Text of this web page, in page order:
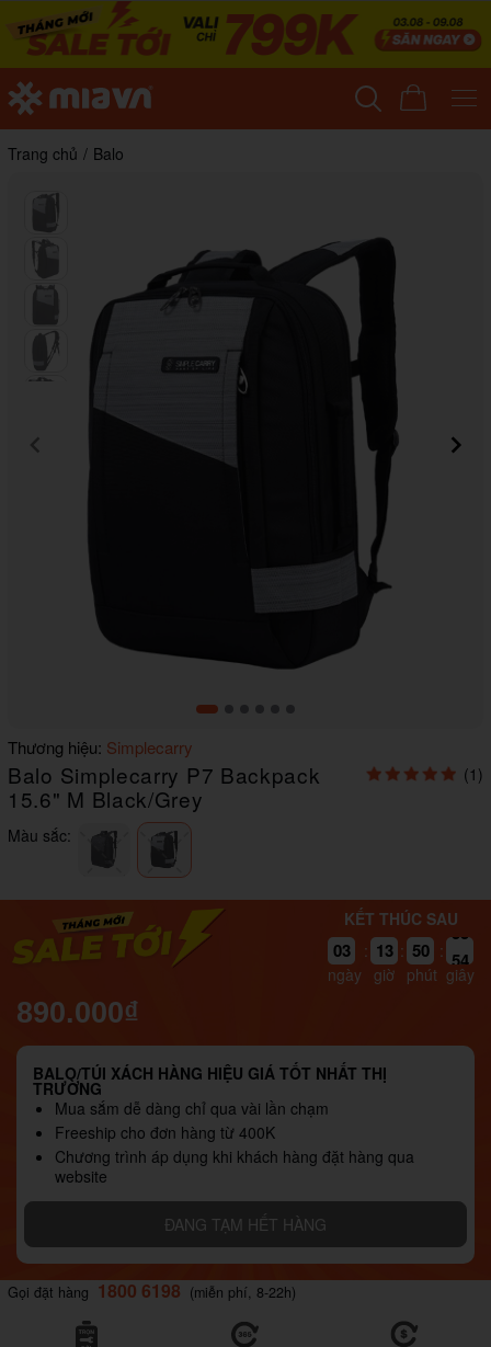
Trang chủ / Balo
Item
1
of
6
Thương hiệu: Simplecarry
Balo Simplecarry P7 Backpack
15.6" M Black/Grey
(1)
Màu sắc:
KẾT THÚC SAU
03
ngày
: 13
giờ
: 50
phút
: 54
giây
890.000₫
BALO/TÚI XÁCH HÀNG HIỆU GIÁ TỐT NHẤT THỊ
TRƯỜNG
Mua sắm dễ dàng chỉ qua vài lần chạm
Freeship cho đơn hàng từ 400K
Chương trình áp dụng khi khách hàng đặt hàng qua
website
ĐANG TẠM HẾT HÀNG
Gọi đặt hàng 1800 6198 (miễn phí, 8-22h)